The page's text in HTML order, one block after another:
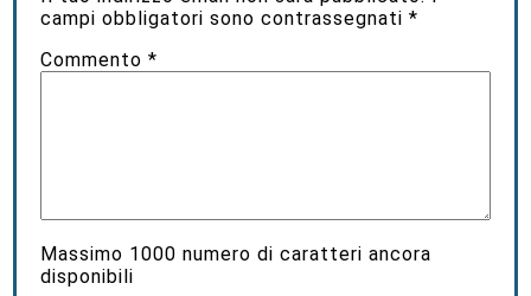
campi obbligatori sono contrassegnati*
Commento*
Massimo 1000 numero di caratteri ancora
disponibili